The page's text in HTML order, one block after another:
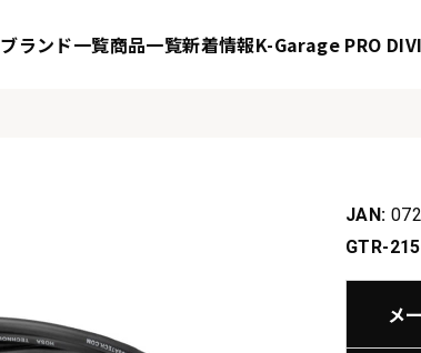
ブランド一覧商品一覧新着情報K-Garage PRO
JAN:
GTR-
メ